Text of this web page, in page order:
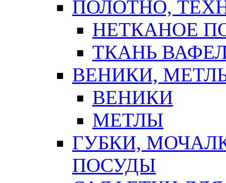
ПОЛОТНО,
НЕТКАНОЕ
ТКАНЬ
ВЕНИКИ,
ВЕНИКИ
МЕТЛЫ
ГУБКИ,
ПОСУДЫ